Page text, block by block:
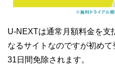
U-NEXTは通常月額料金を支
なるサイトなのですが初め
31日間免除されます。